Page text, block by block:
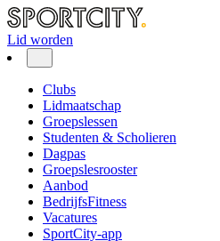
Lid worden
Clubs
Lidmaatschap
Groepslessen
Studenten & Scholieren
Dagpas
Groepslesrooster
Aanbod
BedrijfsFitness
Vacatures
SportCity-app